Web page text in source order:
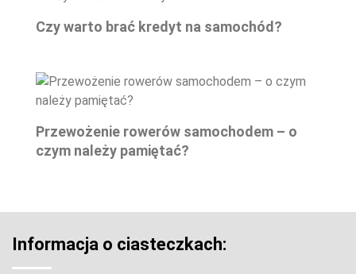
Czy warto brać kredyt na samochód?
Przewożenie rowerów samochodem – o
czym należy pamiętać?
Informacja o ciasteczkach: